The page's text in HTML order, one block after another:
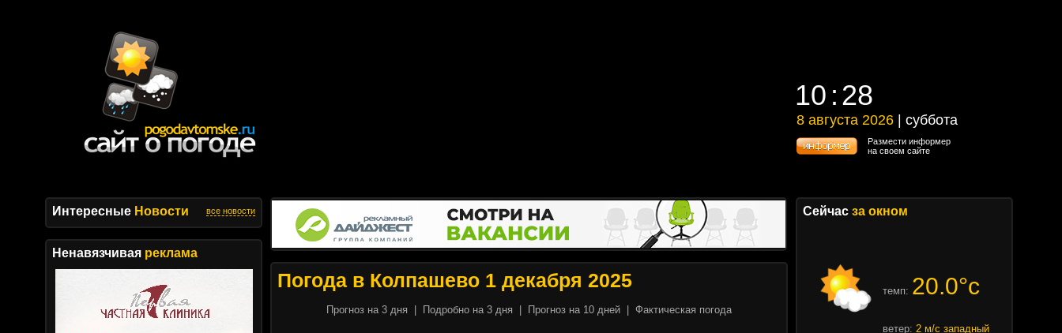
10 28
10 28
8 августа 2026 | суббота
8 августа 2026 | суббота
Размести информер
на своем сайте
Интересные Новости все новости
Ненавязчивая реклама
Погода в Колпашево 1 декабря 2025
Прогноз на 3 дня Подробно на 3 дня Прогноз на 10 дней Фактическая погода
Сейчас за окном
темп: 20.0°c
ветер: 2 м/с западный